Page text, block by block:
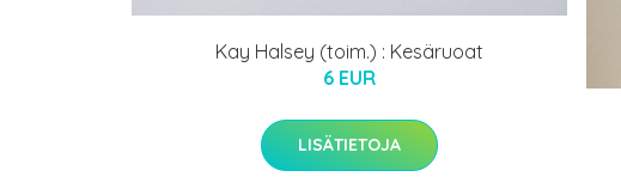
Kay Halsey (toim.) : Kesäruoat
6 EUR
LISÄTIETOJA